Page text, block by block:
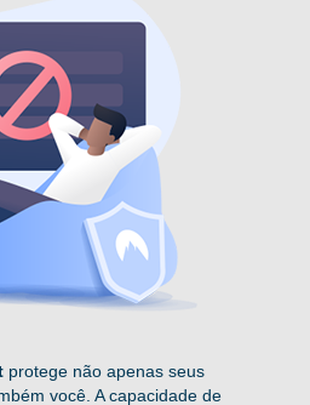
protege não apenas seus
você. A capacidade de